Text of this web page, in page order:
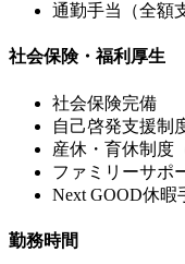
通勤手当（全額
社会保険・福利厚生
社会保険完備
自己啓発支援制
産休・育休制度
ファミリーサポ
Next GOOD休暇
勤務時間